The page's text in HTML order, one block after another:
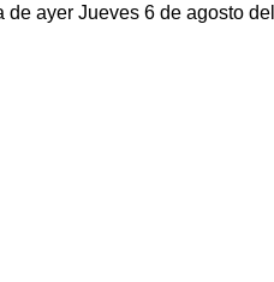
ayer Jueves 6 de agosto del